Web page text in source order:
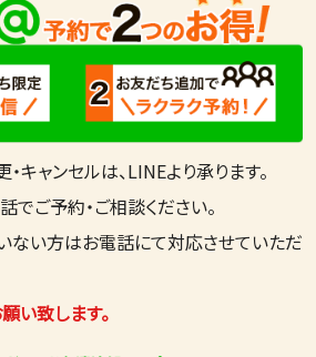
ャンセルは、LINEより承ります。
ご予約・ご相談ください。
い方はお電話にて対応させていただ
い致します。